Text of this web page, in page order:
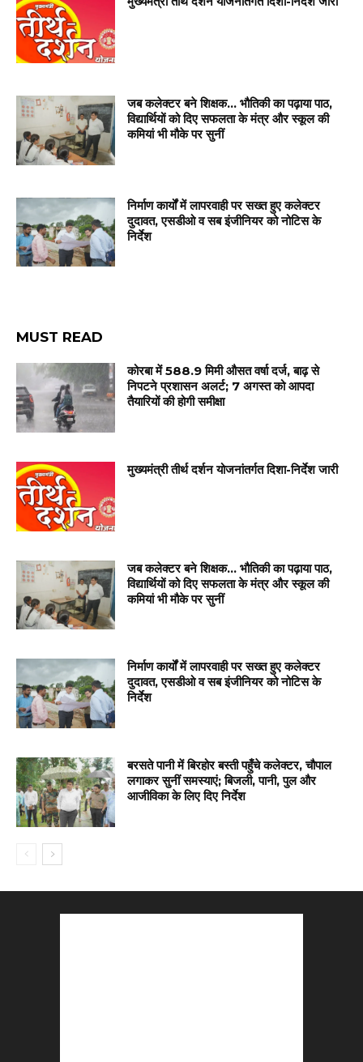
जब कलेक्टर बने शिक्षक… भौतिकी का पढ़ाया पाठ,
विद्यार्थियों को दिए सफलता के मंत्र और स्कूल की
कमियां भी मौके पर सुनीं
निर्माण कार्यों में लापरवाही पर सख्त हुए कलेक्टर
दुदावत, एसडीओ व सब इंजीनियर को नोटिस के
निर्देश
MUST READ
कोरबा में 588.9 मिमी औसत वर्षा दर्ज, बाढ़ से
निपटने प्रशासन अलर्ट; 7 अगस्त को आपदा
तैयारियों की होगी समीक्षा
मुख्यमंत्री तीर्थ दर्शन योजनांतर्गत दिशा-निर्देश जारी
जब कलेक्टर बने शिक्षक… भौतिकी का पढ़ाया पाठ,
विद्यार्थियों को दिए सफलता के मंत्र और स्कूल की
कमियां भी मौके पर सुनीं
निर्माण कार्यों में लापरवाही पर सख्त हुए कलेक्टर
दुदावत, एसडीओ व सब इंजीनियर को नोटिस के
निर्देश
बरसते पानी में बिरहोर बस्ती पहुँचे कलेक्टर, चौपाल
लगाकर सुनीं समस्याएं; बिजली, पानी, पुल और
आजीविका के लिए दिए निर्देश